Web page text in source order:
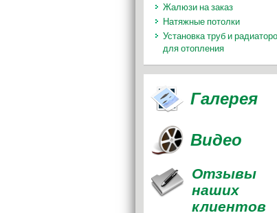
Жалюзи на заказ
Натяжные потолки
Установка труб и
для отопления
Галерея
Видео
Отзывы
наших
клиентов